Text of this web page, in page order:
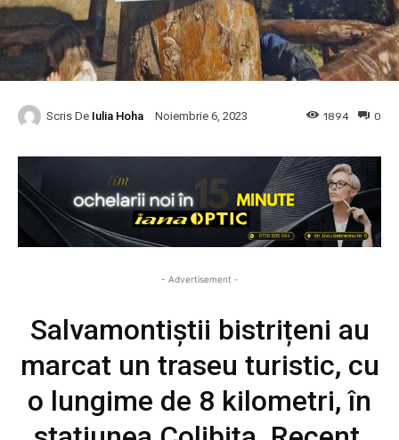
Scris De Iulia Hoha Noiembrie 6, 2023 0
1894
- Advertisement -
Salvamontiștii bistrițeni au
marcat un traseu turistic, cu
o lungime de 8 kilometri, în